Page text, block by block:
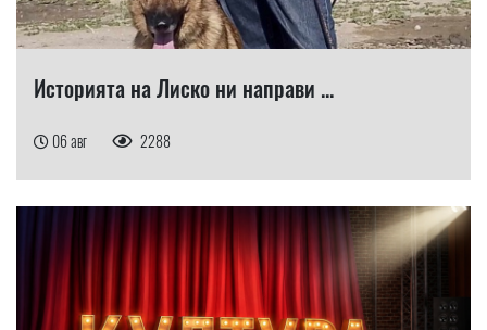
Историята на Лиско ни направи ...
06 авг 2288